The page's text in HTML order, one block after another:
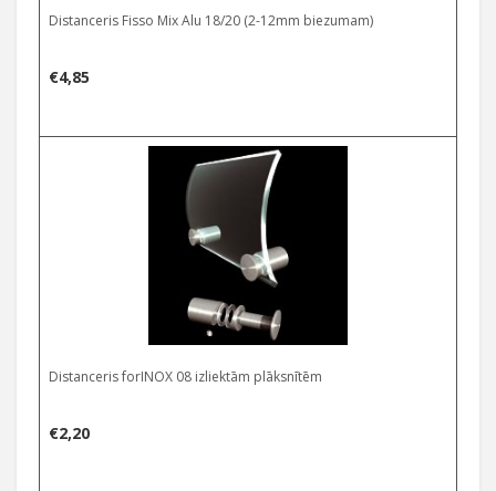
Distanceris Fisso Mix Alu 18/20 (2-12mm biezumam)
€4,85
Distanceris forINOX 08 izliektām plāksnītēm
€2,20